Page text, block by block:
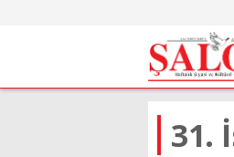
31.